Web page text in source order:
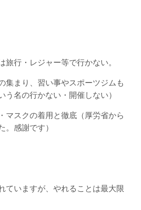
行・レジャー等で行かない。
まり、習い事やスポーツジムも
う名の行かない・開催しない）
スクの着用と徹底（厚労省から
。感謝です）
ていますが、やれることは最大限